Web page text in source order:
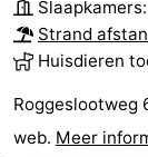
Strand
Huisdieren
Roggeslootweg
web. Meer